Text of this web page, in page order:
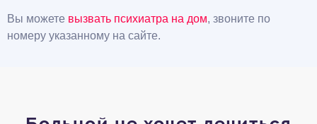
Вы можете вызвать психиатра на дом, звоните по
номеру указанному на сайте.